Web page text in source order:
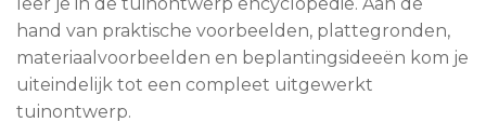
hand van praktische voorbeelden, plattegronden,
materiaalvoorbeelden en beplantingsideeën kom je
uiteindelijk tot een compleet uitgewerkt
tuinontwerp.